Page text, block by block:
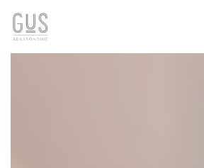
Personalización de sus opciones de cookies